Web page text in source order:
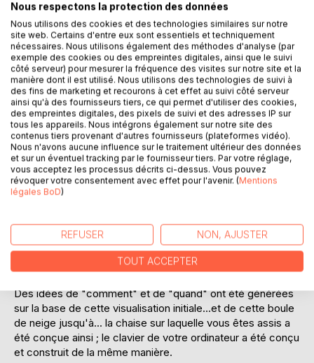
Ajouter à ma liste d'envies
Laisser un avis
DESCRIPTION
Tout ce qui à été crée a d'abord commencé comme une
idée dans l'esprit de quelqu'un. Habituellement, en réponse
s'est infusée d'émotions. cela à crée un désir énorme et
l'esprit de la personne a sombré dans l'optique de trouver
des moyens d'associer la vision à la réalité physique.
Des idées de "comment" et de "quand" ont été générées
sur la base de cette visualisation initiale...et de cette boule
de neige jusqu'à... la chaise sur laquelle vous êtes assis a
été conçue ainsi ; le clavier de votre ordinateur a été conçu
et construit de la même manière.
Nous respectons la protection des données
Nous utilisons des cookies et des technologies similaires sur notre
site web. Certains d'entre eux sont essentiels et techniquement
nécessaires. Nous utilisons également des méthodes d'analyse (par
exemple des cookies ou des empreintes digitales, ainsi que le suivi
côté serveur) pour mesurer la fréquence des visites sur notre site et la
manière dont il est utilisé. Nous utilisons des technologies de suivi à
des fins de marketing et recourons à cet effet au suivi côté serveur
ainsi qu'à des fournisseurs tiers, ce qui permet d'utiliser des cookies,
des empreintes digitales, des pixels de suivi et des adresses IP sur
tous les appareils. Nous intégrons également sur notre site des
contenus tiers provenant d'autres fournisseurs (plateformes vidéo).
Nous n'avons aucune influence sur le traitement ultérieur des données
et sur un éventuel tracking par le fournisseur tiers. Par votre réglage,
vous acceptez les processus décrits ci-dessus. Vous pouvez
révoquer votre consentement avec effet pour l'avenir. (Mentions
légales BoD)
REFUSER NON, AJUSTER
TOUT ACCEPTER